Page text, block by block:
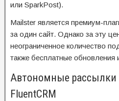
или SparkPost).
Mailster является премиум-
за один сайт. Однако за эту
неограниченное количество
также бесплатные обновления
Автономные рассылки
FluentCRM